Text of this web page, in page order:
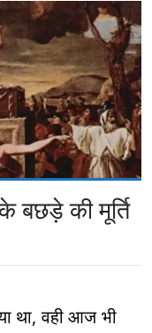
बछड़े की मूर्ति
था, वही आज भी